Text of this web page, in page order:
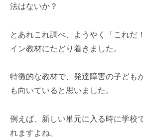
法はないか？
とあれこれ調べ、ようやく「これだ
イン教材にたどり着きました。
特徴的な教材で、発達障害の子ども
も向いていると思いました。
例えば、新しい単元に入る時に学校
れますよね。